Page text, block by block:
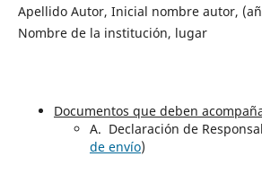
Apellido Autor, Inicial nombre autor,
Nombre de la institución, lugar
Documentos que deben
A. Declaración de
de envío)